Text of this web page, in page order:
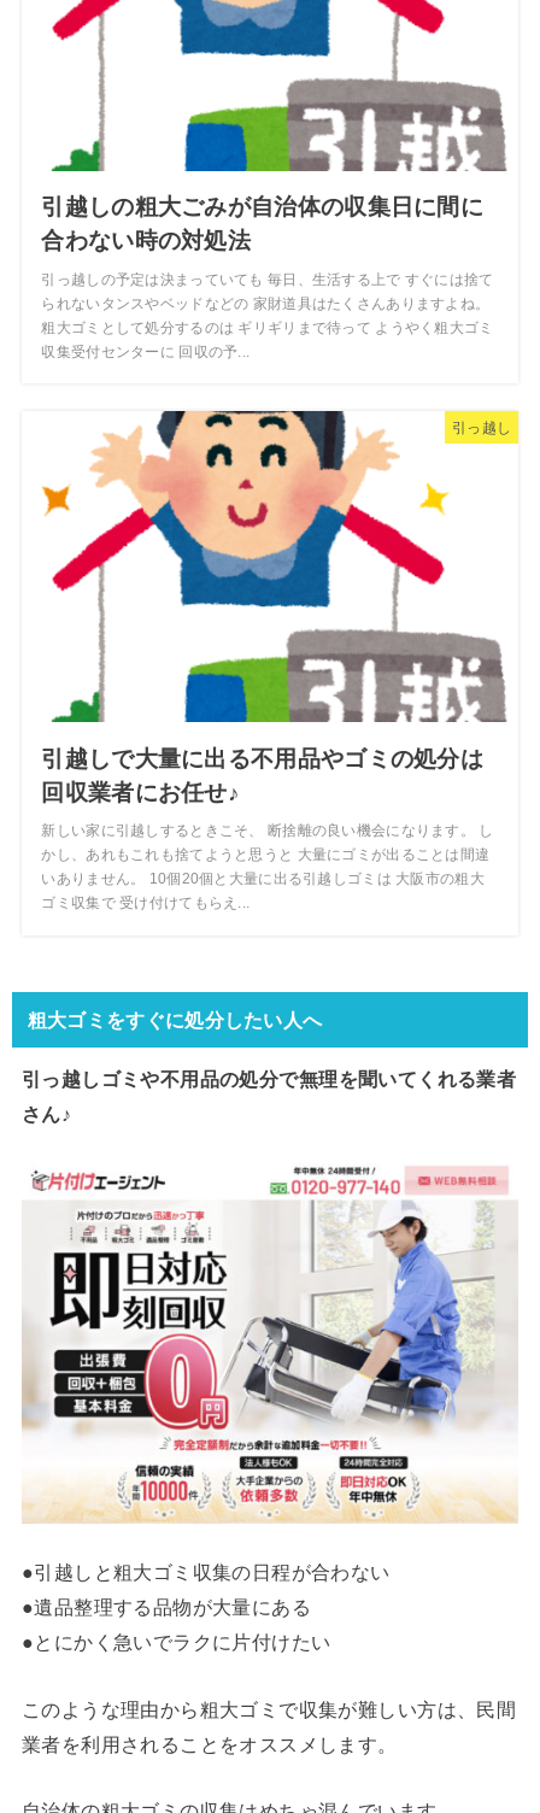
引越しの粗大ごみが自治体の収集日に間に
合わない時の対処法
引っ越しの予定は決まっていても 毎日、生活する上で すぐには捨て
られないタンスやベッドなどの 家財道具はたくさんありますよね。
粗大ゴミとして処分するのは ギリギリまで待って ようやく粗大ゴミ
収集受付センターに 回収の予...
引っ越し
引越しで大量に出る不用品やゴミの処分は
回収業者にお任せ♪
新しい家に引越しするときこそ、 断捨離の良い機会になります。 し
かし、あれもこれも捨てようと思うと 大量にゴミが出ることは間違
いありません。 10個20個と大量に出る引越しゴミは 大阪市の粗大
ゴミ収集で 受け付けてもらえ...
粗大ゴミをすぐに処分したい人へ
引っ越しゴミや不用品の処分で無理を聞いてくれる業者
さん♪
●引越しと粗大ゴミ収集の日程が合わない
●遺品整理する品物が大量にある
●とにかく急いでラクに片付けたい
このような理由から粗大ゴミで収集が難しい方は、民間
業者を利用されることをオススメします。